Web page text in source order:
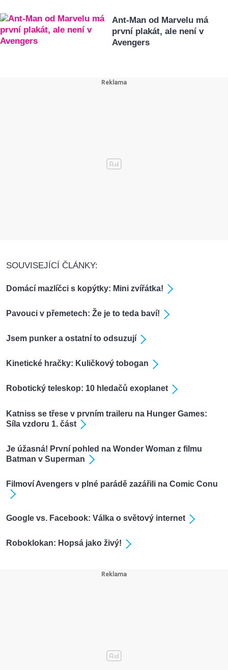
Ant-Man od Marvelu má
první plakát, ale není v
Avengers
SOUVISEJÍCÍ ČLÁNKY:
Domácí mazlíčci s kopýtky: Mini zvířátka!
Pavouci v přemetech: Že je to teda baví!
Jsem punker a ostatní to odsuzují
Kinetické hračky: Kuličkový tobogan
Robotický teleskop: 10 hledačů exoplanet
Katniss se třese v prvním traileru na Hunger Games:
Síla vzdoru 1. část
Je úžasná! První pohled na Wonder Woman z filmu
Batman v Superman
Filmoví Avengers v plné parádě zazářili na Comic Conu
Google vs. Facebook: Válka o světový internet
Roboklokan: Hopsá jako živý!